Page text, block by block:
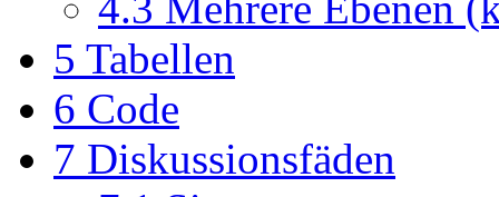
5 Tabellen
6 Code
7 Diskussionsfäden